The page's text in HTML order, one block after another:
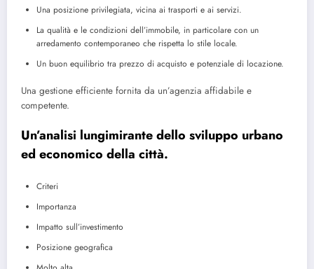
Una posizione privilegiata, vicina ai trasporti e ai servizi.
La qualità e le condizioni dell’immobile, in particolare con un
arredamento contemporaneo che rispetta lo stile locale.
Un buon equilibrio tra prezzo di acquisto e potenziale di locazione.
Una gestione efficiente fornita da un’agenzia affidabile e
competente.
Un’analisi lungimirante dello sviluppo urbano
ed economico della città.
Criteri
Importanza
Impatto sull’investimento
Posizione geografica